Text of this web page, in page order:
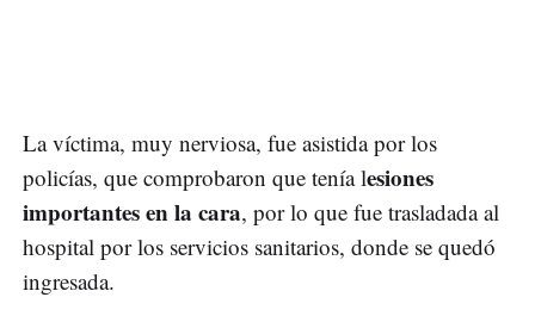
La víctima, muy nerviosa, fue asistida por los
policías, que comprobaron que tenía lesiones
importantes en la cara, por lo que fue trasladada al
hospital por los servicios sanitarios, donde se quedó
ingresada.